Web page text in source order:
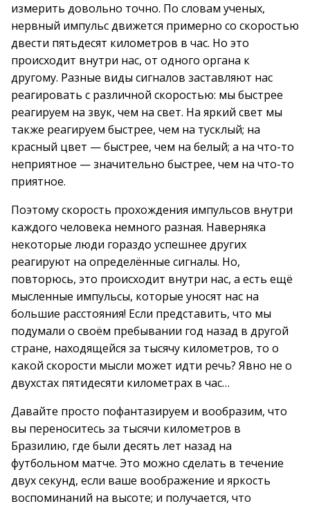
измерить довольно точно. По словам ученых,
нервный импульс движется примерно со скоростью
двести пятьдесят километров в час. Но это
происходит внутри нас, от одного органа к
другому. Разные виды сигналов заставляют нас
реагировать с различной скоростью: мы быстрее
реагируем на звук, чем на свет. На яркий свет мы
также реагируем быстрее, чем на тусклый; на
красный цвет — быстрее, чем на белый; а на что-то
неприятное — значительно быстрее, чем на что-то
приятное.
Поэтому скорость прохождения импульсов внутри
каждого человека немного разная. Наверняка
некоторые люди гораздо успешнее других
реагируют на определённые сигналы. Но,
повторюсь, это происходит внутри нас, а есть ещё
мысленные импульсы, которые уносят нас на
большие расстояния! Если представить, что мы
подумали о своём пребывании год назад в другой
стране, находящейся за тысячу километров, то о
какой скорости мысли может идти речь? Явно не о
двухстах пятидесяти километрах в час…
Давайте просто пофантазируем и вообразим, что
вы переноситесь за тысячи километров в
Бразилию, где были десять лет назад на
футбольном матче. Это можно сделать в течение
двух секунд, если ваше воображение и яркость
воспоминаний на высоте; и получается, что